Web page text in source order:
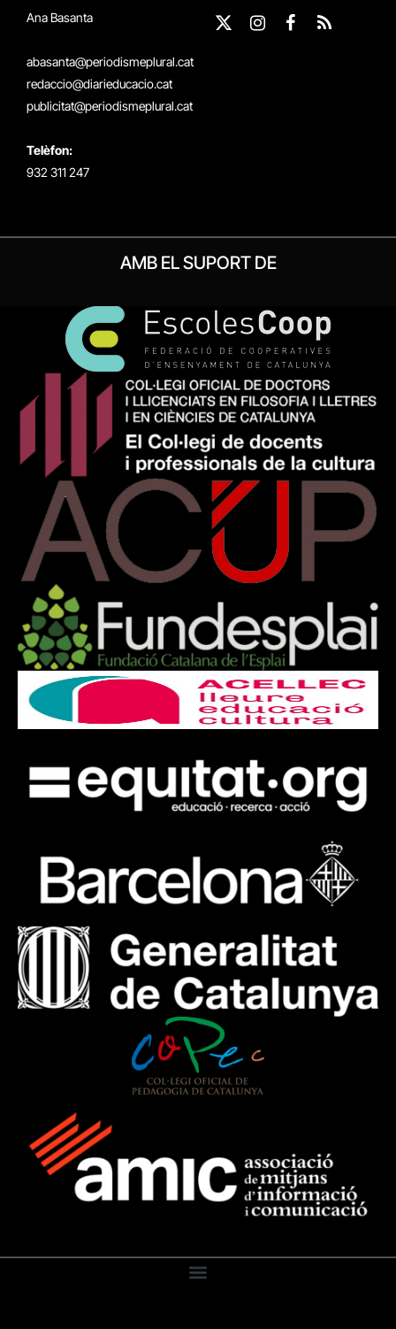
Ana Basanta
abasanta@periodismeplural.cat
redaccio@diarieducacio.cat
publicitat@periodismeplural.cat
Telèfon:
932 311 247
X
Instagram
Facebook
RSS
AMB EL SUPORT DE